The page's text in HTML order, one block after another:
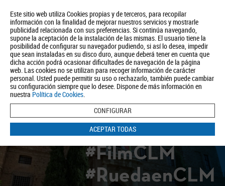
Este sitio web utiliza Cookies propias y de terceros, para recopilar
información con la finalidad de mejorar nuestros servicios y mostrarle
publicidad relacionada con sus preferencias. Si continúa navegando,
supone la aceptación de la instalación de las mismas. El usuario tiene la
posibilidad de configurar su navegador pudiendo, si así lo desea, impedir
que sean instaladas en su disco duro, aunque deberá tener en cuenta que
dicha acción podrá ocasionar dificultades de navegación de la página
web. Las cookies no se utilizan para recoger información de carácter
personal. Usted puede permitir su uso o rechazarlo, también puede cambiar
su configuración siempre que lo desee. Dispone de más información en
nuestra Política de Cookies.
CONFIGURAR
ACEPTAR TODAS
Quiénes somos Turismo Política de Privacidad Aviso Legal
Política de Cookies
BUSCAR
#FilmCLM
#RuedaenCLM